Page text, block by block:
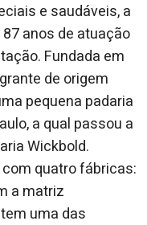
e saudáveis, a
anos de atuação
Fundada em
de origem
pequena padaria
a qual passou a
Wickbold.
quatro fábricas:
a matriz
uma das